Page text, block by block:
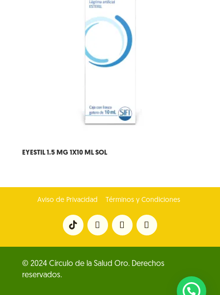
EYESTIL 1.5 MG 1X10 ML SOL
Aviso de Privacidad Términos y Condiciones
© 2024 Círculo de la Salud Oro. Derechos
reservados.